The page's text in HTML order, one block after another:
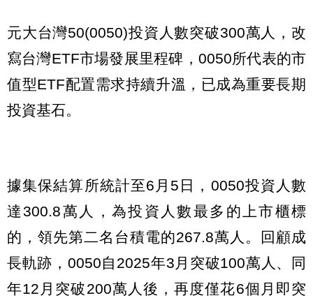
元大台灣50(0050)投資人數突破300萬人，改
寫台灣ETF市場發展里程碑，0050所代表的市
值型ETF配置需求持續升溫，已成為重要長期
投資基石。
據集保結算所統計至6月5日，0050投資人數
達300.8萬人，為投資人數最多的上市櫃標
的，領先第二名台積電的267.8萬人。回顧成
長軌跡，0050自2025年3月突破100萬人、同
年12月突破200萬人後，再度僅花6個月即突